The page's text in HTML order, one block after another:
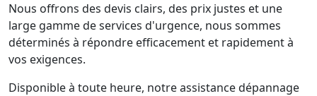
Nous offrons des devis clairs, des prix justes et une
large gamme de services d'urgence, nous sommes
déterminés à répondre efficacement et rapidement à
vos exigences.
Disponible à toute heure, notre assistance dépannage